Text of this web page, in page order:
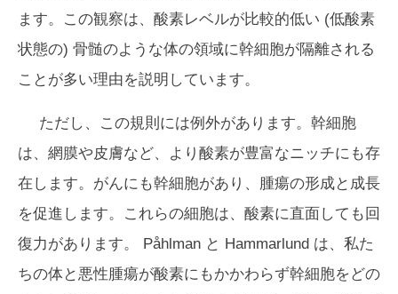
ます。この観察は、酸素レベルが比較的低い (低酸素
状態の) 骨髄のような体の領域に幹細胞が隔離される
ことが多い理由を説明しています。
ただし、この規則には例外があります。幹細胞
は、網膜や皮膚など、より酸素が豊富なニッチにも存
在します。がんにも幹細胞があり、腫瘍の形成と成長
を促進します。これらの細胞は、酸素に直面しても回
復力があります。 Påhlman と Hammarlund は、私た
ちの体と悪性腫瘍が酸素にもかかわらず幹細胞をどの